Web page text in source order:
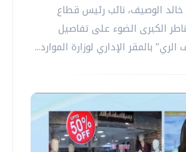
الوصيف، نائب رئيس قطاع
الكبرى الضوء على تفاصيل
بالمقر الإداري لوزارة الموارد...